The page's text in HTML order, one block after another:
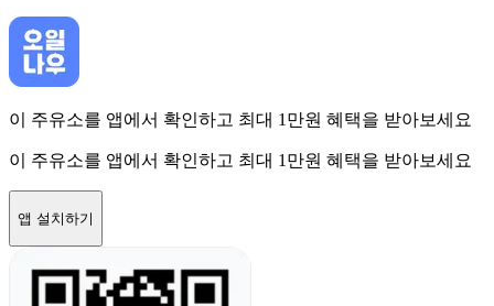
이 주유소를 앱에서 확인하고 최대 1만원 혜택을 받아보세요
이 주유소를 앱에서 확인하고 최대 1만원 혜택을 받아보세요
앱 설치하기